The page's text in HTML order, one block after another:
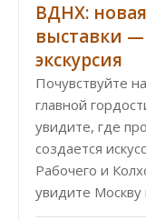
ВДНХ:
выставки
экскурсия
Почувствуйте
главной
увидите, где
создается
Рабочего и
увидите